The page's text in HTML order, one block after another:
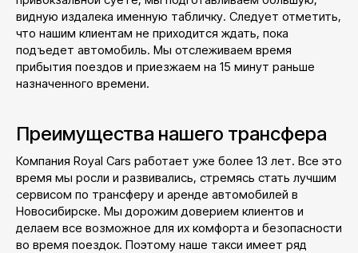
видную издалека именную табличку. Следует отметить,
что нашим клиентам не приходится ждать, пока
подъедет автомобиль. Мы отслеживаем время
прибытия поездов и приезжаем на 15 минут раньше
назначенного времени.
Преимущества нашего трансфера
Компания Royal Cars работает уже более 13 лет. Все это
время мы росли и развивались, стремясь стать лучшим
сервисом по трансферу и аренде автомобилей в
Новосибирске. Мы дорожим доверием клиентов и
делаем все возможное для их комфорта и безопасности
во время поездок. Поэтому наше такси имеет ряд